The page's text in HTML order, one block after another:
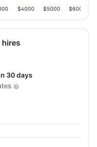
$4000 $5000 $6000
hires
30 days